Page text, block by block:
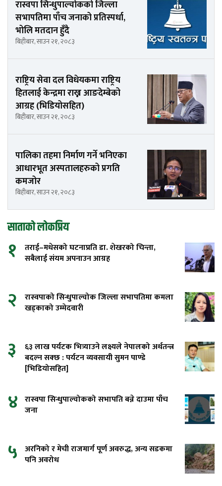
रास्वपा सिन्धुपाल्चोकको जिल्ला
सभापतिमा पाँच जनाको प्रतिस्पर्धा,
भोलि मतदान हुँदै
बिहीबार, साउन २१, २०८३
राष्ट्रिय सेवा दल विधेयकमा राष्ट्रिय
हितलाई केन्द्रमा राख्न आङदेम्बेको
आग्रह (भिडियोसहित)
बिहीबार, साउन २१, २०८३
पालिका तहमा निर्माण गर्ने भनिएका
आधारभूत अस्पतालहरुको प्रगति
कमजोर
बिहीबार, साउन २१, २०८३
साताको लोकप्रिय
१
तराई–मधेसको घटनाप्रति डा. शेखरको चिन्ता,
सबैलाई संयम अपनाउन आग्रह
२
रास्वपाको सिन्धुपाल्चोक जिल्ला सभापतिमा कमला
खड्काको उम्मेदवारी
३
६३ लाख पर्यटक भित्र्याउने लक्ष्यले नेपालको अर्थतन्त्र
बदल्न सक्छ : पर्यटन व्यवसायी सुमन पाण्डे
[भिडियोसहित]
४ रास्वपा सिन्धुपाल्चोकको सभापति बन्ने दाउमा पाँच
जना
५ अरनिको र मेची राजमार्ग पूर्ण अवरुद्ध, अन्य सडकमा
पनि अवरोध